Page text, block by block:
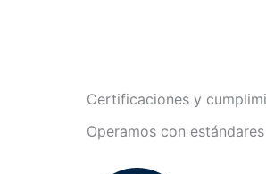
Certificaciones y
Operamos con